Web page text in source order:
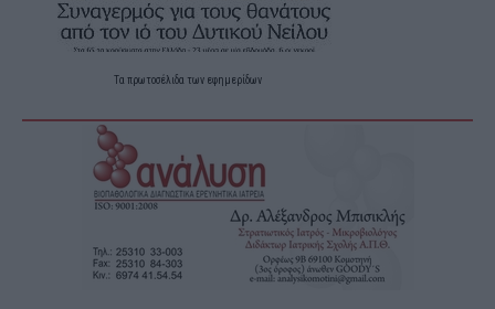
Τα πρωτοσέλιδα των εφημερίδων